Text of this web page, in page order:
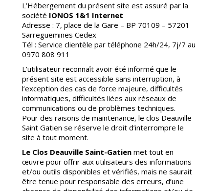
L’Hébergement du présent site est assuré par la
société IONOS 1&1 Internet
Adresse : 7, place de la Gare – BP 70109 – 57201
Sarreguemines Cedex
Tél : Service clientèle par téléphone 24h/24, 7j/7 au
0970 808 911
L’utilisateur reconnaît avoir été informé que le
présent site est accessible sans interruption, à
l’exception des cas de force majeure, difficultés
informatiques, difficultés liées aux réseaux de
communications ou de problèmes techniques.
Pour des raisons de maintenance, le clos Deauville
Saint Gatien se réserve le droit d’interrompre le
site à tout moment.
Le Clos Deauville Saint-Gatienmet tout en
œuvre pour offrir aux utilisateurs des informations
et/ou outils disponibles et vérifiés, mais ne saurait
être tenue pour responsable des erreurs, d’une